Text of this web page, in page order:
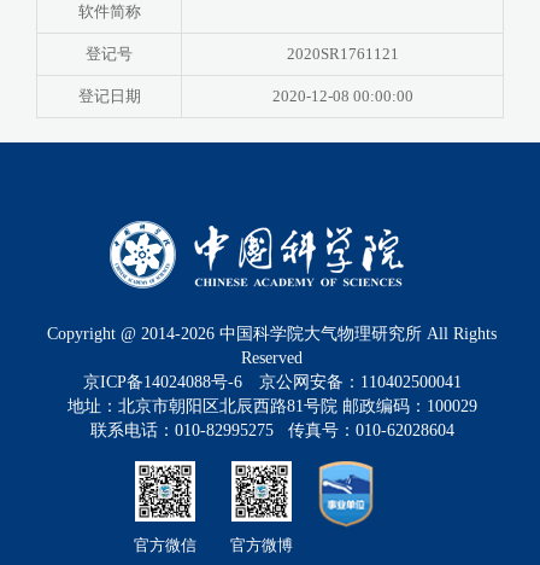
软件简称
登记号 2020SR1761121
登记日期 2020-12-08 00:00:00
Copyright @ 2014-2026 中国科学院大气物理研究所 All Rights
Reserved
京ICP备14024088号-6
京公网安备：110402500041
地址：北京市朝阳区北辰西路81号院 邮政编码：100029
联系电话：010-82995275 传真号：010-62028604
官方微信 官方微博